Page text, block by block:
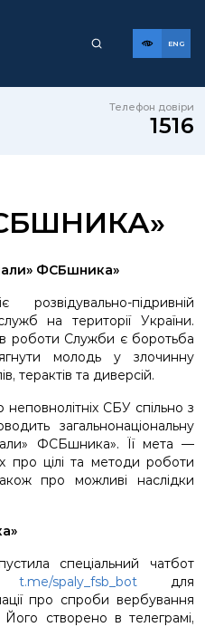
ENG
Телефон довіри
1516
ФСБшника»
підривній
на території України.
роботи Служби є боротьба
молодь у злочинну
терактів та диверсій.
СБУ спільно з
загальнонаціональну
ФСБшника». Її мета —
про цілі та методи роботи
про можливі наслідки
спеціальний чатбот
spaly_fsb_botдля
про спроби вербування
створено в телеграмі,